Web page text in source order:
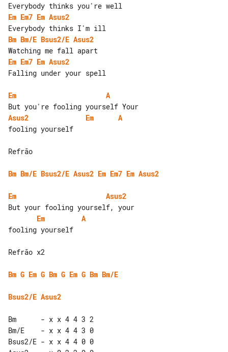
Em Em7 Em Asus2
Bm Bm/E Bsus2/E Asus2
Em Em7 Em Asus2
Falling under your spell
Em
A
Asus2
Em
A
fooling yourself
Refrão
Bm Bm/E Bsus2/E Asus2 Em Em7 Em Asus2
Em
Asus2
Em
A
fooling yourself
Refrão x2
Bm G Em G Bm G Em G Bm Bm/E
Bsus2/E Asus2
Bm      - x x 4 4 3 2
Bm/E    - x x 4 4 3 0
Bsus2/E - x x 4 4 0 0